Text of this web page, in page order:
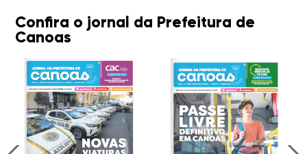
Confira o jornal da Prefeitura de
Canoas